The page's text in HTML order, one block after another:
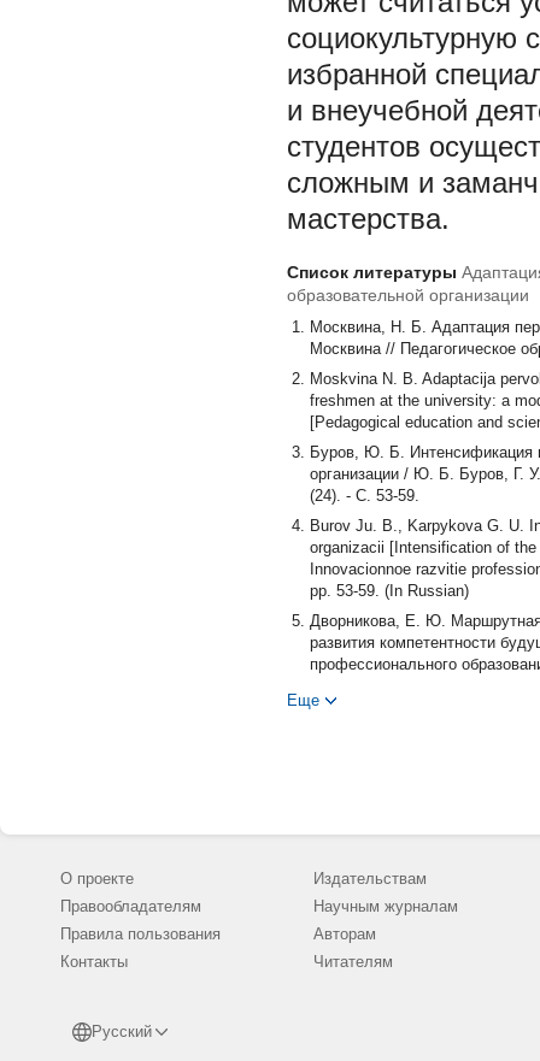
социокультурную
избранной
и внеучебной
студентов
сложным и
мастерства.
Список литературы
образовательной организации
Москвина, Н. Б. Адаптация
Москвина // Педагогическое
Moskvina N. B. Adaptacija
freshmen at the university: a
[Pedagogical education and
Буров, Ю. Б. Интенсификация
организации / Ю. Б. Буров, Г.
(24). - С. 53-59.
Burov Ju. B., Karpykova G. U.
organizacii [Intensification of
Innovacionnoe razvitie
pp. 53-59. (In Russian)
Дворникова, Е. Ю. Маршрутная
развития компетентности
профессионального
Dvornikova E. Ju. Marshrutnaja
544 с. - 978-5-4461-1292-0.
kniga, 2020, 544 p. 978-5-
Мамардашвили, М. К.
Мамардашвили, 2020. - 1248 с.
Mamardashvili M. K.
Еще
О проекте
Правообладателям
Правила пользования
Контакты
Русский
Издательствам
Научным журналам
Авторам
Читателям